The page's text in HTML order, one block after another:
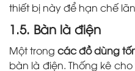
thiết bị này để hạn chế
1.5. Bàn là điện
Một trong các đồ dùng
bàn là điện. Thống kê